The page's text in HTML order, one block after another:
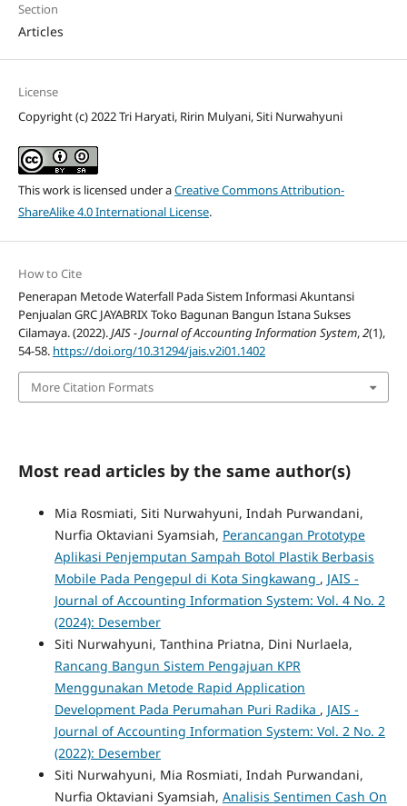
Section
Articles
License
Copyright (c) 2022 Tri Haryati, Ririn Mulyani, Siti Nurwahyuni
This work is licensed under aCreative Commons Attribution-
ShareAlike 4.0 International License.
How to Cite
Penerapan Metode Waterfall Pada Sistem Informasi Akuntansi
Penjualan GRC JAYABRIX Toko Bagunan Bangun Istana Sukses
Cilamaya. (2022).JAIS - Journal of Accounting Information System,2(1),
54-58. https://doi.org/10.31294/jais.v2i01.1402
More Citation Formats
Most read articles by the same author(s)
Mia Rosmiati, Siti Nurwahyuni, Indah Purwandani,
Nurfia Oktaviani Syamsiah, Perancangan Prototype
Aplikasi Penjemputan Sampah Botol Plastik Berbasis
Mobile Pada Pengepul di Kota Singkawang , JAIS -
Journal of Accounting Information System: Vol. 4 No. 2
(2024): Desember
Siti Nurwahyuni, Tanthina Priatna, Dini Nurlaela,
Rancang Bangun Sistem Pengajuan KPR
Menggunakan Metode Rapid Application
Development Pada Perumahan Puri Radika , JAIS -
Journal of Accounting Information System: Vol. 2 No. 2
(2022): Desember
Siti Nurwahyuni, Mia Rosmiati, Indah Purwandani,
Nurfia Oktaviani Syamsiah, Analisis Sentimen Cash On